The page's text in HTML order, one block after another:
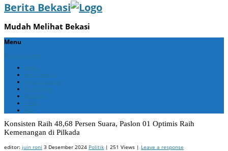
Berita Bekasi
Mudah Melihat Bekasi
Menu
Skip to content
Home
Berita Bekasi
Berita Cikarang
Berita Jabar
Nasional
Politik
ADV
Konsisten Raih 48,68 Persen Suara, Paslon 01 Optimis Raih
Kemenangan di Pilkada
editor: juin roni 3 Desember 2024 Politik | 251 Views | Leave a response